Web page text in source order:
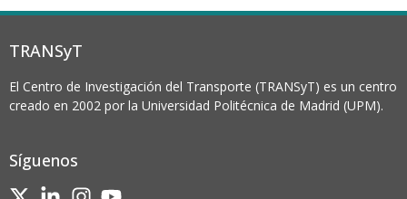
TRANSyT
El Centro de Investigación del Transporte (TRANSyT) es un centro
creado en 2002 por la Universidad Politécnica de Madrid (UPM).
Síguenos